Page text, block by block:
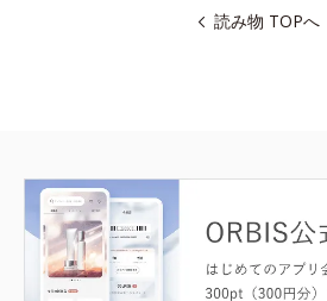
読み物 TOPへ